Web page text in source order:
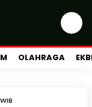
OLAHRAGA